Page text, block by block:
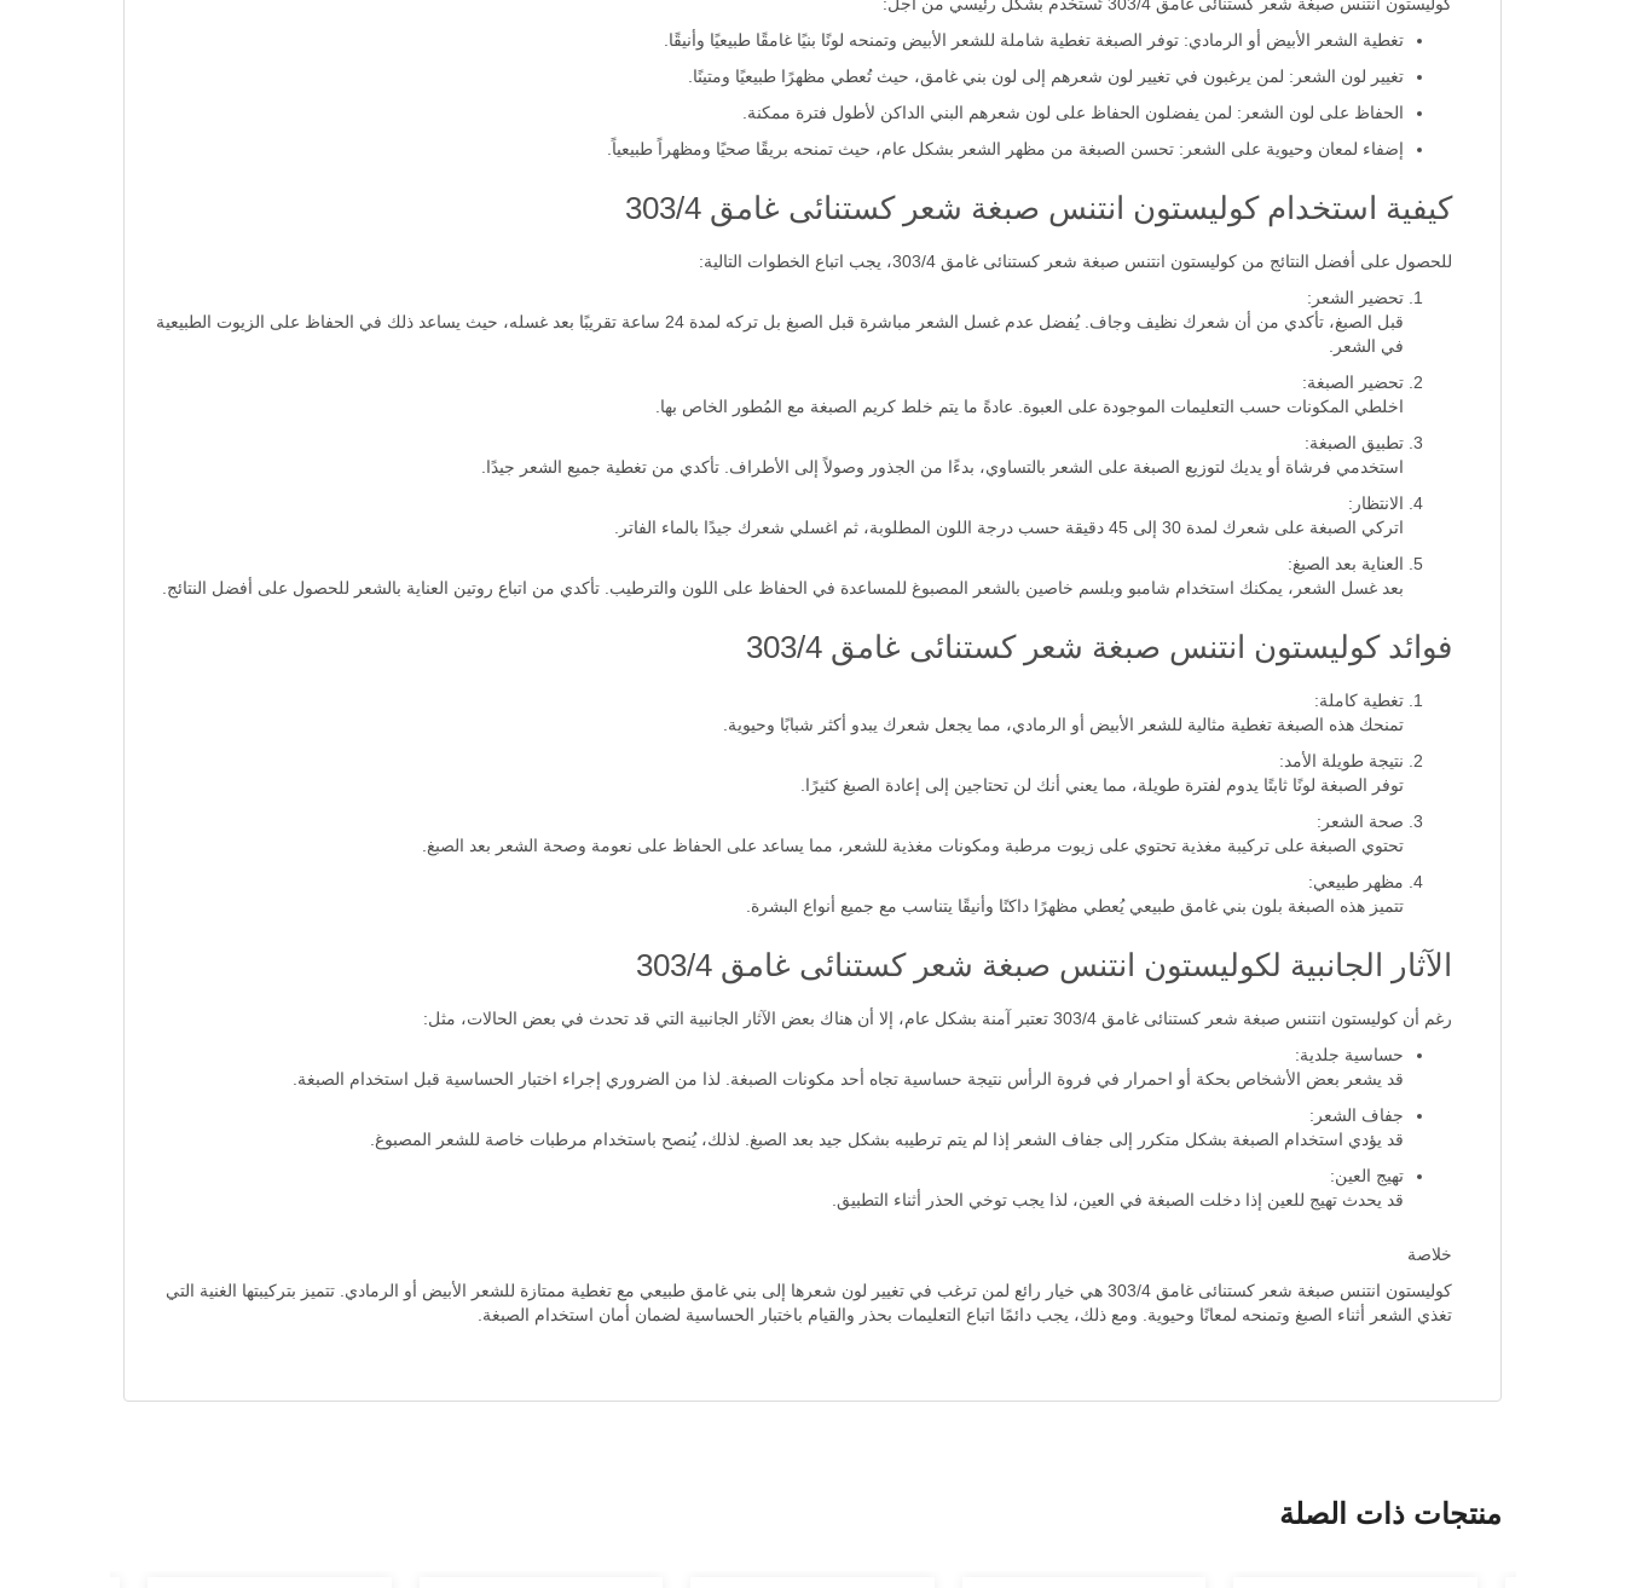
كوليستون انتنس صبغة شعر كستنائى غامق 303/4 تُستخدم بشكل رئيسي من أجل:
تغطية الشعر الأبيض أو الرمادي: توفر الصبغة تغطية شاملة للشعر الأبيض وتمنحه لونًا بنيًا غامقًا طبيعيًا وأنيقًا.
تغيير لون الشعر: لمن يرغبون في تغيير لون شعرهم إلى لون بني غامق، حيث تُعطي مظهرًا طبيعيًا ومتينًا.
الحفاظ على لون الشعر: لمن يفضلون الحفاظ على لون شعرهم البني الداكن لأطول فترة ممكنة.
إضفاء لمعان وحيوية على الشعر: تحسن الصبغة من مظهر الشعر بشكل عام، حيث تمنحه بريقًا صحيًا ومظهراً طبيعياً.
كيفية استخدام كوليستون انتنس صبغة شعر كستنائى غامق 303/4
للحصول على أفضل النتائج من كوليستون انتنس صبغة شعر كستنائى غامق 303/4، يجب اتباع الخطوات التالية:
تحضير الشعر:
قبل الصبغ، تأكدي من أن شعرك نظيف وجاف. يُفضل عدم غسل الشعر مباشرة قبل الصبغ بل تركه لمدة 24 ساعة تقريبًا بعد غسله، حيث يساعد ذلك في الحفاظ على الزيوت الطبيعية
في الشعر.
تحضير الصبغة:
اخلطي المكونات حسب التعليمات الموجودة على العبوة. عادةً ما يتم خلط كريم الصبغة مع المُطور الخاص بها.
تطبيق الصبغة:
استخدمي فرشاة أو يديك لتوزيع الصبغة على الشعر بالتساوي، بدءًا من الجذور وصولاً إلى الأطراف. تأكدي من تغطية جميع الشعر جيدًا.
الانتظار:
اتركي الصبغة على شعرك لمدة 30 إلى 45 دقيقة حسب درجة اللون المطلوبة، ثم اغسلي شعرك جيدًا بالماء الفاتر.
العناية بعد الصبغ:
بعد غسل الشعر، يمكنك استخدام شامبو وبلسم خاصين بالشعر المصبوغ للمساعدة في الحفاظ على اللون والترطيب. تأكدي من اتباع روتين العناية بالشعر للحصول على أفضل النتائج.
فوائد كوليستون انتنس صبغة شعر كستنائى غامق 303/4
تغطية كاملة:
تمنحك هذه الصبغة تغطية مثالية للشعر الأبيض أو الرمادي، مما يجعل شعرك يبدو أكثر شبابًا وحيوية.
نتيجة طويلة الأمد:
توفر الصبغة لونًا ثابتًا يدوم لفترة طويلة، مما يعني أنك لن تحتاجين إلى إعادة الصبغ كثيرًا.
صحة الشعر:
تحتوي الصبغة على تركيبة مغذية تحتوي على زيوت مرطبة ومكونات مغذية للشعر، مما يساعد على الحفاظ على نعومة وصحة الشعر بعد الصبغ.
مظهر طبيعي:
تتميز هذه الصبغة بلون بني غامق طبيعي يُعطي مظهرًا داكنًا وأنيقًا يتناسب مع جميع أنواع البشرة.
الآثار الجانبية لكوليستون انتنس صبغة شعر كستنائى غامق 303/4
رغم أن كوليستون انتنس صبغة شعر كستنائى غامق 303/4 تعتبر آمنة بشكل عام، إلا أن هناك بعض الآثار الجانبية التي قد تحدث في بعض الحالات، مثل:
حساسية جلدية:
قد يشعر بعض الأشخاص بحكة أو احمرار في فروة الرأس نتيجة حساسية تجاه أحد مكونات الصبغة. لذا من الضروري إجراء اختبار الحساسية قبل استخدام الصبغة.
جفاف الشعر:
قد يؤدي استخدام الصبغة بشكل متكرر إلى جفاف الشعر إذا لم يتم ترطيبه بشكل جيد بعد الصبغ. لذلك، يُنصح باستخدام مرطبات خاصة للشعر المصبوغ.
تهيج العين:
قد يحدث تهيج للعين إذا دخلت الصبغة في العين، لذا يجب توخي الحذر أثناء التطبيق.
خلاصة
كوليستون انتنس صبغة شعر كستنائى غامق 303/4 هي خيار رائع لمن ترغب في تغيير لون شعرها إلى بني غامق طبيعي مع تغطية ممتازة للشعر الأبيض أو الرمادي. تتميز بتركيبتها الغنية التي
تغذي الشعر أثناء الصبغ وتمنحه لمعانًا وحيوية. ومع ذلك، يجب دائمًا اتباع التعليمات بحذر والقيام باختبار الحساسية لضمان أمان استخدام الصبغة.
منتجات ذات الصلة